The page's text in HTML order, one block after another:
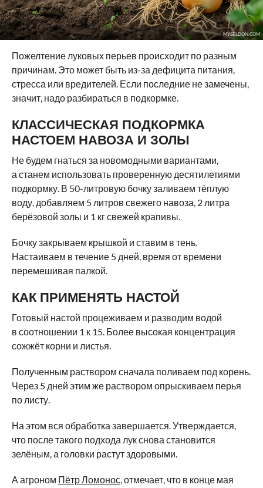
MYSELDON.COM
Пожелтение луковых перьев происходит по разным
причинам. Это может быть из-за дефицита питания,
стресса или вредителей. Если последние не замечены,
значит, надо разбираться в подкормке.
КЛАССИЧЕСКАЯ ПОДКОРМКА
НАСТОЕМ НАВОЗА И ЗОЛЫ
Не будем гнаться за новомодными вариантами,
а станем использовать проверенную десятилетиями
подкормку. В 50-литровую бочку заливаем тёплую
воду, добавляем 5 литров свежего навоза, 2 литра
берёзовой золы и 1 кг свежей крапивы.
Бочку закрываем крышкой и ставим в тень.
Настаиваем в течение 5 дней, время от времени
перемешивая палкой.
КАК ПРИМЕНЯТЬ НАСТОЙ
Готовый настой процеживаем и разводим водой
в соотношении 1 к 15. Более высокая концентрация
сожжёт корни и листья.
Полученным раствором сначала поливаем под корень.
Через 5 дней этим же раствором опрыскиваем перья
по листу.
На этом вся обработка завершается. Утверждается,
что после такого подхода лук снова становится
зелёным, а головки растут здоровыми.
А агроном Пётр Ломонос, отмечает, что в конце мая